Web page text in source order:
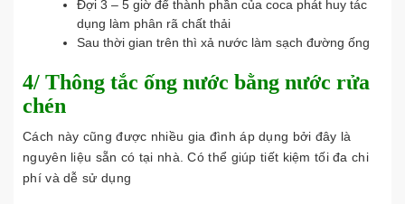
Đợi 3 – 5 giờ để thành phần của coca phát huy tác
dụng làm phân rã chất thải
Sau thời gian trên thì xả nước làm sạch đường ống
4/ Thông tắc ống nước bằng nước rửa
chén
Cách này cũng được nhiều gia đình áp dụng bởi đây là
nguyên liệu sẵn có tại nhà. Có thể giúp tiết kiệm tối đa chi
phí và dễ sử dụng